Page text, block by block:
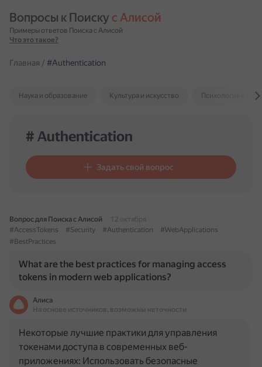
Вопросы к Поиску с Алисой
Примеры ответов Поиска с Алисой
Что это такое?
Главная / #Authentication
Наука и образование Культура и искусство Психология и
# Authentication
Задать свой вопрос
Вопрос для Поиска с Алисой
12 октября
#AccessTokens
#Security #Authentication
#WebApplications
#BestPractices
What are the best practices for managing access
tokens in modern web applications?
Алиса
На основе источников, возможны неточности
Некоторые лучшие практики для управления
токенами доступа в современных веб-
приложениях: Использовать безопасные